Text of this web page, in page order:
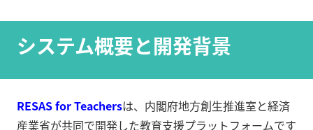
システム概要と開発背景
RESAS for Teachersは、内閣府地方創生推進室と経済
産業省が共同で開発した教育支援プラットフォームです